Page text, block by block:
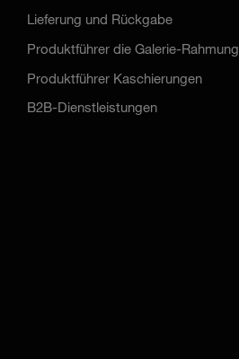
Lieferung und Rückgabe
Produktführer die Galerie-Rahmung
Produktführer Kaschierungen
B2B-Dienstleistungen